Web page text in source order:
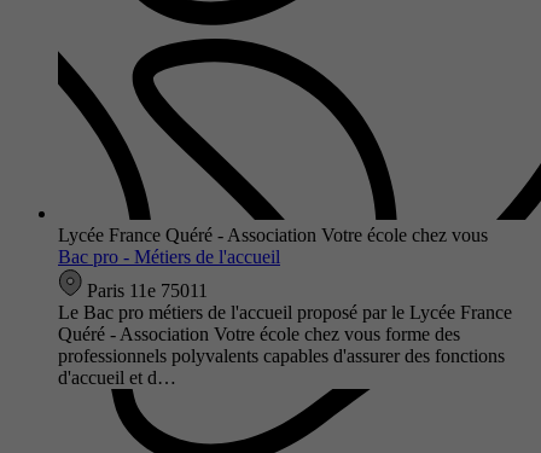
Lycée France Quéré - Association Votre école chez vous
Bac pro - Métiers de l'accueil
Paris 11e 75011
Le Bac pro métiers de l'accueil proposé par le Lycée France
Quéré - Association Votre école chez vous forme des
professionnels polyvalents capables d'assurer des fonctions
d'accueil et d…